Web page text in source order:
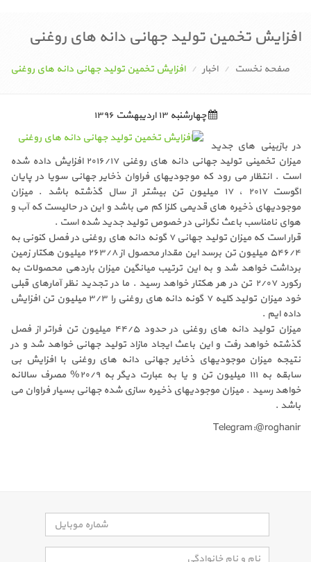
افزایش تخمین تولید جهانی دانه های روغنی
صفحه نخست اخبار افزایش تخمین تولید جهانی دانه های روغنی
چهارشنبه ۱۳ اردیبهشت ۱۳۹۶
در بازبینی های جدید
میزان تخمینی تولید جهانی دانه های روغنی ۲۰۱۶/۱۷ افزایش داده شده
است . انتظار می رود که موجودیهای فراوان ذخایر جهانی سویا در پایان
اگوست ۲۰۱۷ ، ۱۷ میلیون تن بیشتر از سال گذشته باشد . میزان
موجودیهای ذخیره های قدیمی کلزا کم می باشد و این در حالیست که آب و
هوای نامناسب باعث نگرانی در خصوص تولید جدید شده است .
قرار است که میزان تولید جهانی ۷ گونه دانه های روغنی در فصل کنونی به
۵۴۶/۴ میلیون تن برسد این مقدار محصول از ۲۶۳/۸ میلیون هکتار زمین
برداشت خواهد شد و به این ترتیب میانگین میزان باردهی محصولات به
رکورد ۲/۰۷ تن در هر هکتار خواهد رسید . ما در تجدید نظر آمارهای قبلی
خود میزان تولید کلیه ۷ گونه دانه های روغنی را ۳/۳ میلیون تن افزایش
داده ایم .
میزان تولید دانه های روغنی در حدود ۴۴/۵ میلیون تن فراتر از فصل
گذشته خواهد رفت و این باعث ایجاد مازاد تولید جهانی خواهد شد و در
نتیجه میزان موجودیهای ذخایر جهانی دانه های روغنی با افزایش بی
سابقه به ۱۱۱ میلیون تن و یا به عبارت دیگر به ۲۰/۹% مصرف سالانه
خواهد رسید . میزان موجودیهای ذخیره سازی شده جهانی بسیار فراوان می
باشد .
Telegram:@roghanir